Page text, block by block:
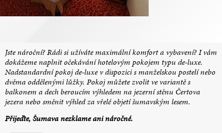
Jste nároční? Rádi si užíváte maximální komfort a vybavení? I vám
dokážeme naplnit očekávání hotelovým pokojem typu de-luxe.
Nadstandardní pokoj de-luxe v dispozici s manželskou postelí nebo
dvěma oddělenými lůžky. Pokoj můžete zvolit ve variantě s
balkonem a dech beroucím výhledem na jezerní stěnu Čertova
jezera nebo směnit výhled za vřelé objetí šumavským lesem.
Přijeďte, Šumava nezklame ani náročné.